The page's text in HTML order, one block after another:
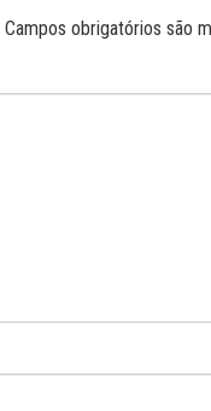
Campos obrigatórios são